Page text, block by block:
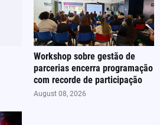
Workshop sobre gestão de
parcerias encerra programação
com recorde de participação
August 08, 2026